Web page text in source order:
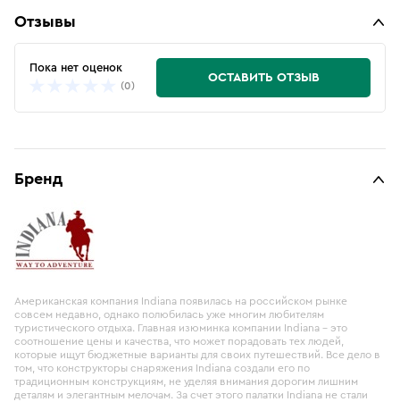
Отзывы
Пока нет оценок
(0)
ОСТАВИТЬ ОТЗЫВ
Бренд
Американская компания Indiana появилась на российском рынке
совсем недавно, однако полюбилась уже многим любителям
туристического отдыха. Главная изюминка компании Indiana – это
соотношение цены и качества, что может порадовать тех людей,
которые ищут бюджетные варианты для своих путешествий. Все дело в
том, что конструкторы снаряжения Indiana создали его по
традиционным конструкциям, не уделяя внимания дорогим лишним
деталям и элегантным мелочам. За счет этого палатки Indiana не стали